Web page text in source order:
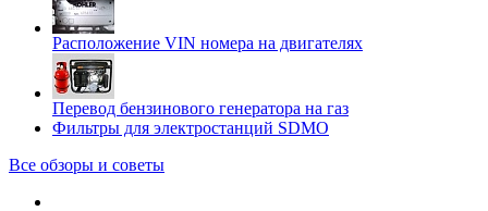
Расположение VIN номера на двигателях
Перевод бензинового генератора на газ
Фильтры для электростанций SDMO
Все обзоры и советы